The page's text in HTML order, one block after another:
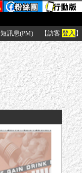
短訊息(PM) 【訪客 登入 】